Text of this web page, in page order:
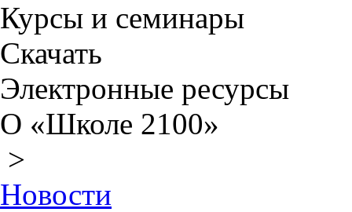
Курсы и семинары
Скачать
Электронные ресурсы
О «Школе 2100»
>
Новости